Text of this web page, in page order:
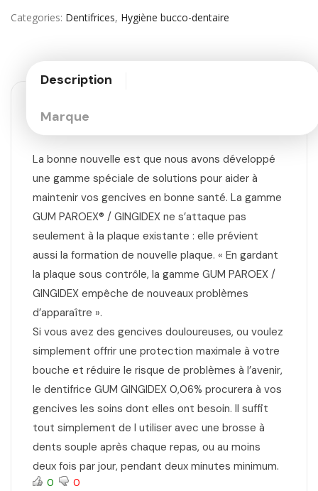
Categories Dentifrices, Hygiène bucco-dentaire
Description
Marque
La bonne nouvelle est que nous avons développé
une gamme spéciale de solutions pour aider à
maintenir vos gencives en bonne santé. La gamme
GUM PAROEX® / GINGIDEX ne s’attaque pas
seulement à la plaque existante : elle prévient
aussi la formation de nouvelle plaque. « En gardant
la plaque sous contrôle, la gamme GUM PAROEX /
GINGIDEX empêche de nouveaux problèmes
d’apparaître ».
Si vous avez des gencives douloureuses, ou voulez
simplement offrir une protection maximale à votre
bouche et réduire le risque de problèmes à l’avenir,
le dentifrice GUM GINGIDEX 0,06% procurera à vos
gencives les soins dont elles ont besoin. Il suffit
tout simplement de l utiliser avec une brosse à
dents souple après chaque repas, ou au moins
deux fois par jour, pendant deux minutes minimum.
0 0